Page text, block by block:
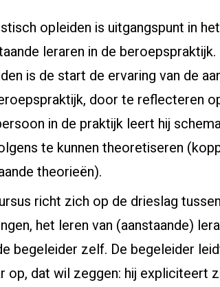
opleiden is uitgangspunt in
leraren in de
is de start de ervaring van de
door te reflecteren
in de praktijk leert hij
te kunnen theoretiseren
theorieën).
richt zich op de drieslag
het leren van (aanstaande)
begeleider zelf. De begeleider
op, dat wil zeggen: hij expliciteert